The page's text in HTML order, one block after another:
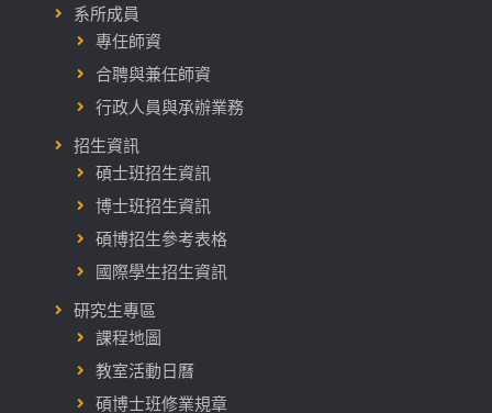
系所成員
專任師資
合聘與兼任師資
行政人員與承辦業務
招生資訊
碩士班招生資訊
博士班招生資訊
碩博招生參考表格
國際學生招生資訊
研究生專區
課程地圖
教室活動日曆
碩博士班修業規章